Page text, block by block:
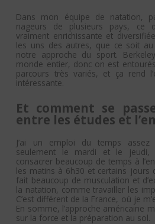
Dans mon équipe de natation,
nageurs de plusieurs pays, ce
vraiment enrichissante et
les uns des autres, que ce soit
notre approche du sport.
monde entier, donc on est
parcours très variés, et ça rend
intéressante.
Et comment se
entre les études et
J’ai un emploi du temps
seulement le mardi et le
consacrer beaucoup de temps à
les matins à 6h30 et certains jours
fait beaucoup de musculation et
la natation, comme travailler les
C’est différent de la France, où je
En somme, l’approche américaine
sur la force et la préparation au sol.